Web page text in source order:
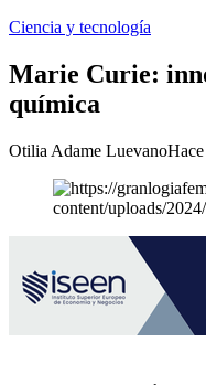
Ciencia y tecnología
Marie Curie:
química
Otilia Adame Luevano